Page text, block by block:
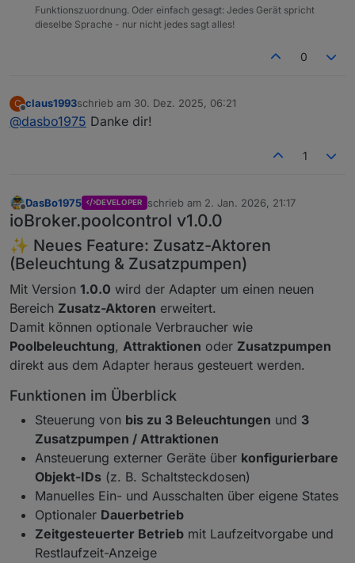
Funktionszuordnung. Oder einfach gesagt: Jedes Gerät spricht
dieselbe Sprache - nur nicht jedes sagt alles!
0
C
Offline
claus1993schrieb am 30. Dez. 2025, 06:21
zuletzt editiert von
@dasbo1975 Danke dir!
1
Offline
DasBo1975 DEVELOPER schrieb am 2. Jan. 2026, 21:17
zuletzt editiert von
ioBroker.poolcontrol v1.0.0
✨ Neues Feature: Zusatz-Aktoren
(Beleuchtung & Zusatzpumpen)
Mit Version 1.0.0 wird der Adapter um einen neuen
Bereich Zusatz-Aktoren erweitert.
Damit können optionale Verbraucher wie
Poolbeleuchtung, Attraktionen oder Zusatzpumpen
direkt aus dem Adapter heraus gesteuert werden.
Funktionen im Überblick
Steuerung von bis zu 3 Beleuchtungen und 3
Zusatzpumpen / Attraktionen
Ansteuerung externer Geräte über konfigurierbare
Objekt-IDs (z. B. Schaltsteckdosen)
Manuelles Ein- und Ausschalten über eigene States
Optionaler Dauerbetrieb
Zeitgesteuerter Betrieb mit Laufzeitvorgabe und
Restlaufzeit-Anzeige